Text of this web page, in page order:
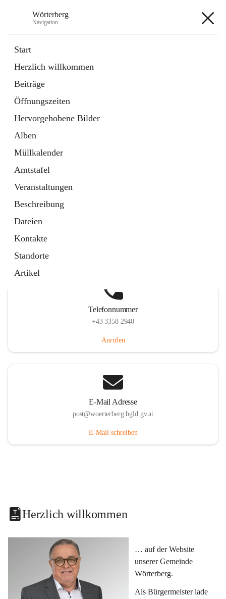
Wörterberg
Navigation
Start
Herzlich willkommen
Beiträge
Öffnungszeiten
Hervorgehobene Bilder
Alben
Müllkalender
Amtstafel
Veranstaltungen
Beschreibung
Dateien
Kontakte
Standorte
Artikel
5 Schnellzugriffe
Bürgerservice
9 Schnellzugriffe
Telefonnummer
+43 3358 2940
Anrufen
E-Mail Adresse
post@woerterberg.bgld.gv.at
E-Mail schreiben
Herzlich willkommen
… auf der Website
unserer Gemeinde
Wörterberg.
Als Bürgermeister lade